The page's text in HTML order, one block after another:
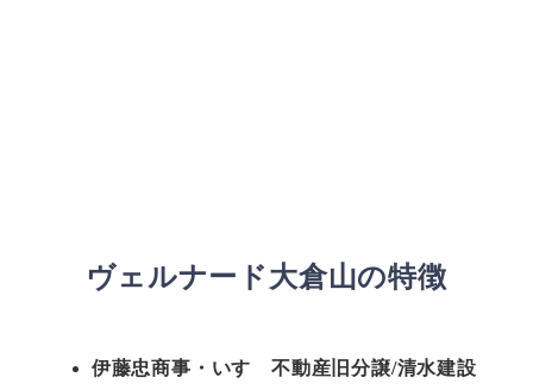
ヴェルナード大倉山の特徴
伊藤忠商事・いすゞ不動産旧分譲/清水建設